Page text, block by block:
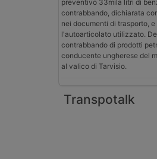
preventivo 33mila litri di
contrabbando, dichiarata
nei documenti di trasporto, e
l'autoarticolato utilizzato.
contrabbando di prodotti
conducente ungherese del
al valico di Tarvisio.
Transpotalk